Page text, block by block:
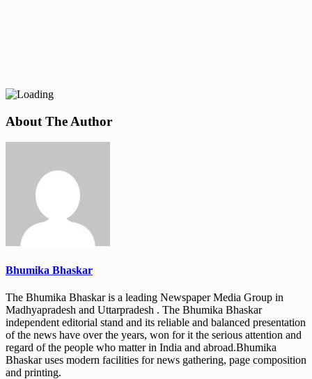
About The Author
Bhumika Bhaskar
The Bhumika Bhaskar is a leading Newspaper Media Group in
Madhyapradesh and Uttarpradesh . The Bhumika Bhaskar
independent editorial stand and its reliable and balanced presentation
of the news have over the years, won for it the serious attention and
regard of the people who matter in India and abroad.Bhumika
Bhaskar uses modern facilities for news gathering, page composition
and printing.